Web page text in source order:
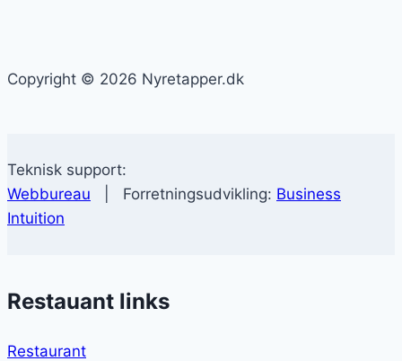
Copyright © 2026 Nyretapper.dk
Teknisk support:
Webbureau | Forretningsudvikling: Business
Intuition
Restauant links
Restaurant